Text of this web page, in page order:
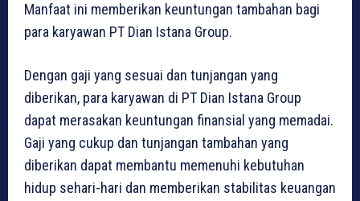
Manfaat ini memberikan keuntungan tambahan bagi
para karyawan PT Dian Istana Group.
Dengan gaji yang sesuai dan tunjangan yang
diberikan, para karyawan di PT Dian Istana Group
dapat merasakan keuntungan finansial yang memadai.
Gaji yang cukup dan tunjangan tambahan yang
diberikan dapat membantu memenuhi kebutuhan
hidup sehari-hari dan memberikan stabilitas keuangan